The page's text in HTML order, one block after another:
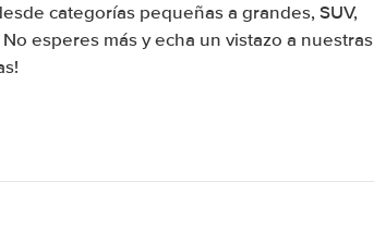
categorías pequeñas a grandes, SUV,
esperes más y echa un vistazo a nuestras